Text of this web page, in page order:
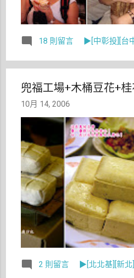
18 則留言 ▶[中彰投][台
兜福工場+木桶豆花+
10月 14, 2006
2 則留言 ▶[北北基][新北